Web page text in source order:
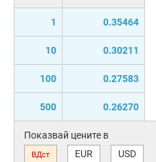
1 0.35464
10 0.30211
100 0.27583
500 0.26270
Показвай цените в
ВДст EUR USD